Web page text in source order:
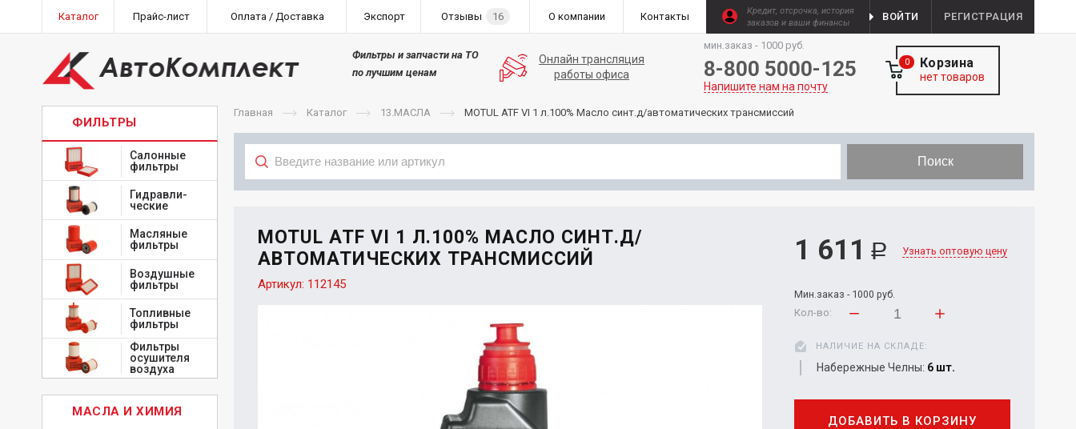
Каталог Прайс-лист Оплата / Доставка Экспорт Отзывы 16 О компании Контакты
Кредит, отсрочка, история
заказов и ваши финансы
ВОЙТИ РЕГИСТРАЦИЯ
Фильтры и запчасти на ТО
по лучшим ценам
Онлайн трансляция
работы офиса
мин.заказ - 1000 руб.
8-800 5000-125
Напишите нам на почту
Корзина
0
нет товаров
ФИЛЬТРЫ
Салонные
фильтры
Гидравли-
ческие
Масляные
фильтры
Воздушные
фильтры
Топливные
фильтры
Фильтры
осушителя
воздуха
МАСЛА И ХИМИЯ
Главная Каталог 13.МАСЛА MOTUL ATF VI 1 л.100% Масло синт.д/автоматических трансмиссий
Поиск
MOTUL ATF VI 1 Л.100% МАСЛО СИНТ.Д/
АВТОМАТИЧЕСКИХ ТРАНСМИССИЙ
Артикул: 112145
1 611 Р Узнать оптовую цену
Мин.заказ - 1000 руб.
Кол-во:
НАЛИЧИЕ НА СКЛАДЕ:
Набережные Челны: 6 шт.
ДОБАВИТЬ В КОРЗИНУ